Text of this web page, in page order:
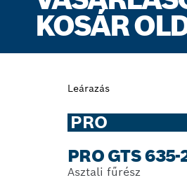
KOSÁR
Leárazás
PRO
PRO GTS
Asztali fűrész